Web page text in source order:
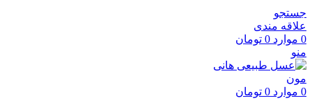
جستجو
علاقه مندی
0 موارد 0 تومان
منو
0 موارد 0 تومان